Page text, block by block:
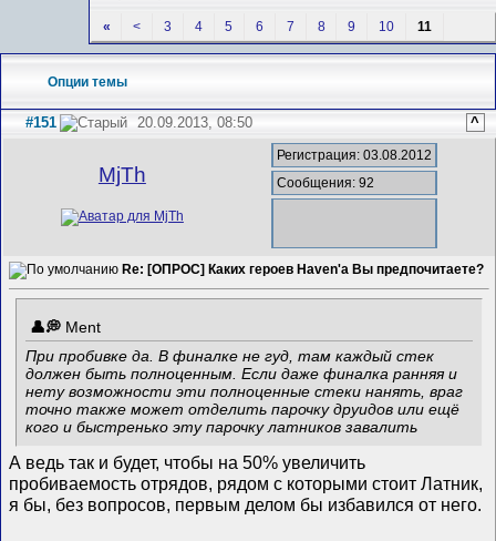
« < 3 4 5 6 7 8 9 10 11
Опции темы
#151 20.09.2013, 08:50 ^
MjTh
Регистрация: 03.08.2012
Сообщения: 92
Re: [ОПРОС] Каких героев Haven'а Вы предпочитаете?
Ment
При пробивке да. В финалке не гуд, там каждый стек
должен быть полноценным. Если даже финалка ранняя и
нету возможности эти полноценные стеки нанять, враг
точно также может отделить парочку друидов или ещё
кого и быстренько эту парочку латников завалить
А ведь так и будет, чтобы на 50% увеличить
пробиваемость отрядов, рядом с которыми стоит Латник,
я бы, без вопросов, первым делом бы избавился от него.